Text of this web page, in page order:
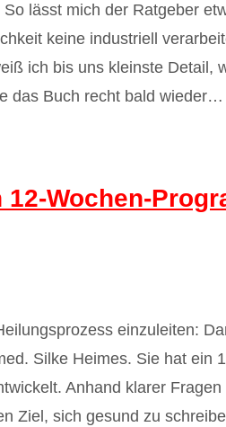
lässt mich der Ratgeber
keine industriell
ich bis uns kleinste Detail,
das Buch recht bald wieder…
Wochen-
einzuleiten:
Silke Heimes. Sie hat ein
Anhand klarer
Ziel, sich gesund zu